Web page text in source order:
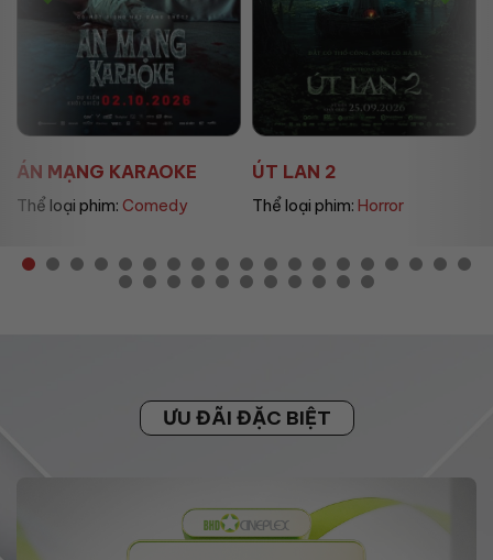
ÁN MẠNG KARAOKE
Thể loại phim: Comedy
ÚT LAN 2
Thể loại phim: Horror
ƯU ĐÃI ĐẶC BIỆT